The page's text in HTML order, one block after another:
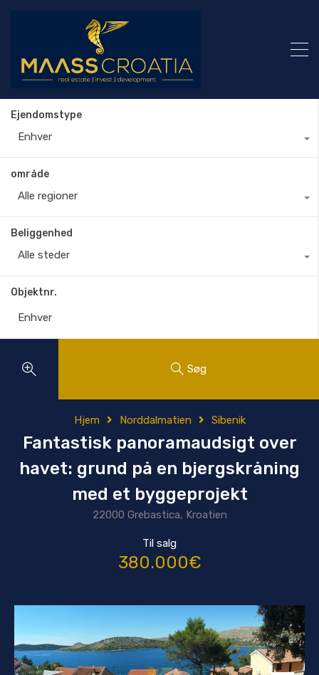
Ejendomstype
Enhver
område
Alle regioner
Beliggenhed
Alle steder
Objektnr.
Søg
Hjem Norddalmatien Sibenik
Fantastisk panoramaudsigt over
havet: grund på en bjergskråning
med et byggeprojekt
22000 Grebastica, Kroatien
Til salg
380.000€